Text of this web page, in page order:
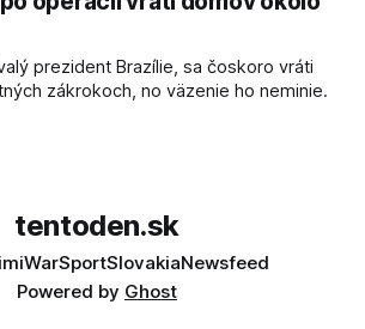
AFP.
prezident Brazílie, sa čoskoro vráti
zákrokoch, no väzenie ho neminie.
tentoden.sk
WarSportSlovakiaNewsfeed
Powered by Ghost